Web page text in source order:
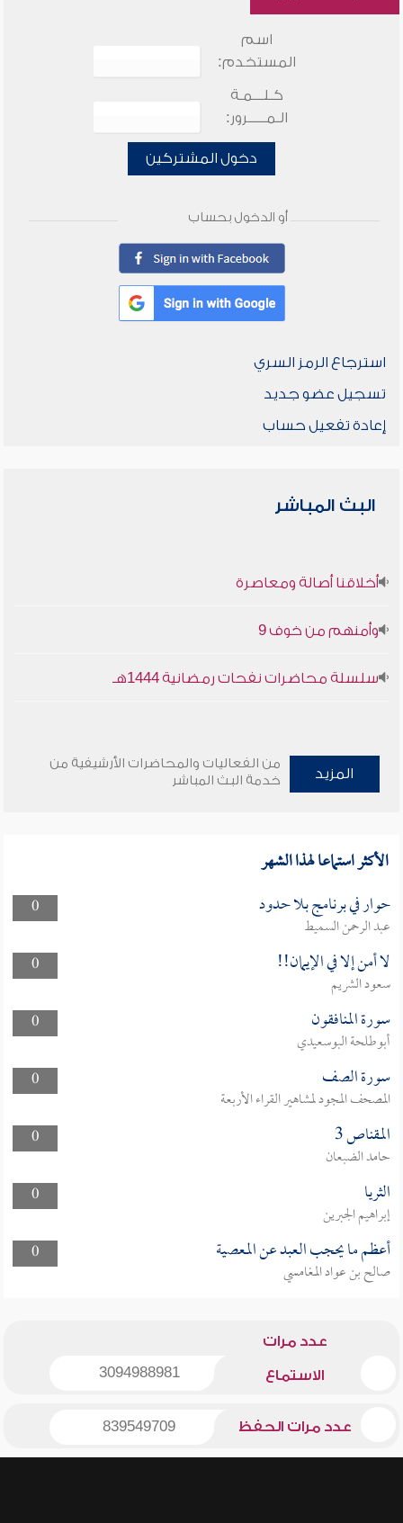
اسم
المستخدم:
كـلـــمـة
الـمـــــرور:
دخول المشتركين
أو الدخول بحساب
استرجاع الرمز السري
تسجيل عضو جديد
إعادة تفعيل حساب
البث المباشر
أخلاقنا أصالة ومعاصرة
وأمنهم من خوف 9
سلسلة محاضرات نفحات رمضانية 1444هـ
المزيد
من الفعاليات والمحاضرات الأرشيفية من
خدمة البث المباشر
الأكثر استماعا لهذا الشهر
0 حوار في برنامج بلا حدود
عبد الرحمن السميط
0
لا أمن إلا في الإيمان!!
سعود الشريم
0
سورة المنافقون
أبوطلحة البوسعيدي
0
سورة الصف
المصحف المجود لمشاهير القراء الأربعة
0
المقناص 3
حامد الضبعان
0
الثريا
إبراهيم الجبرين
0
أعظم ما يحجب العبد عن المعصية
صالح بن عواد المغامسي
عدد مرات
الاستماع 3094988981
عدد مرات الحفظ 839549709